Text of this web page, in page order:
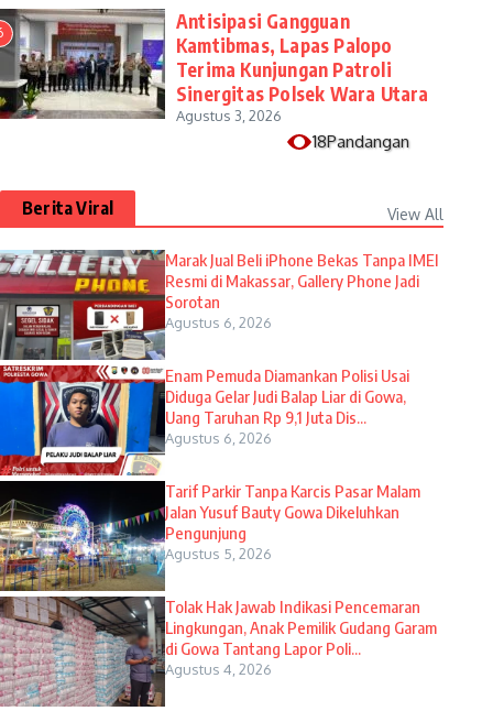
Antisipasi Gangguan
Kamtibmas, Lapas Palopo
Terima Kunjungan Patroli
Sinergitas Polsek Wara Utara
Agustus 3, 2026
18Pandangan
Berita Viral View All
​Marak Jual Beli iPhone Bekas Tanpa IMEI
Resmi di Makassar, Gallery Phone Jadi
Sorotan
Agustus 6, 2026
Enam Pemuda Diamankan Polisi Usai
Diduga Gelar Judi Balap Liar di Gowa,
Uang Taruhan Rp 9,1 Juta Dis...
Agustus 6, 2026
Tarif Parkir Tanpa Karcis Pasar Malam
Jalan Yusuf Bauty Gowa Dikeluhkan
Pengunjung
Agustus 5, 2026
Tolak Hak Jawab Indikasi Pencemaran
Lingkungan, Anak Pemilik Gudang Garam
di Gowa Tantang Lapor Poli...
Agustus 4, 2026